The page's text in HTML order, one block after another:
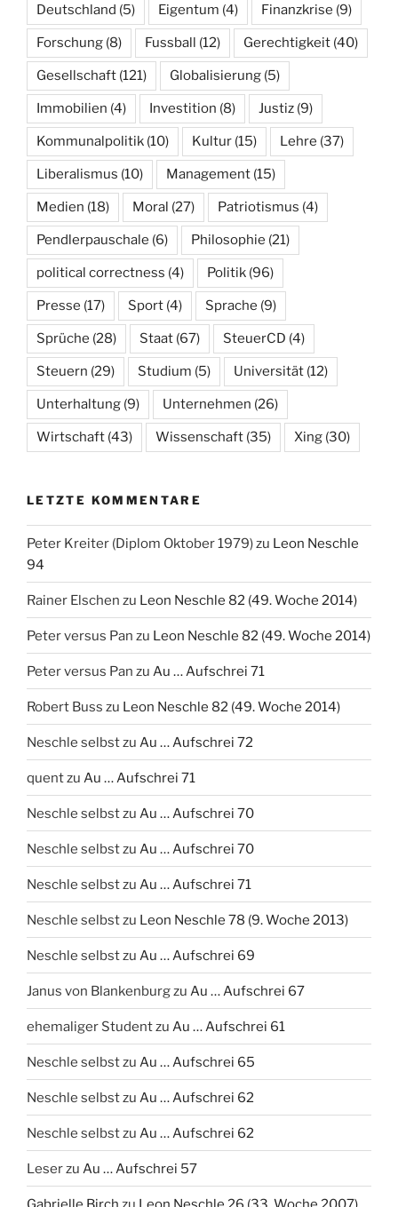
Deutschland (5) Eigentum (4) Finanzkrise (9)
Forschung (8) Fussball (12) Gerechtigkeit (40)
Gesellschaft (121) Globalisierung (5)
Immobilien (4) Investition (8) Justiz (9)
Kommunalpolitik (10) Kultur (15) Lehre (37)
Liberalismus (10) Management (15)
Medien (18) Moral (27) Patriotismus (4)
Pendlerpauschale (6) Philosophie (21)
political correctness (4) Politik (96)
Presse (17) Sport (4) Sprache (9)
Sprüche (28) Staat (67) SteuerCD (4)
Steuern (29) Studium (5) Universität (12)
Unterhaltung (9) Unternehmen (26)
Wirtschaft (43) Wissenschaft (35) Xing (30)
LETZTE KOMMENTARE
Peter Kreiter (Diplom Oktober 1979)zu Leon Neschle
94
Rainer Elschen zu Leon Neschle 82 (49. Woche 2014)
Peter versus Pan zu Leon Neschle 82 (49. Woche 2014)
Peter versus Pan zu Au … Aufschrei 71
Robert Buss zu Leon Neschle 82 (49. Woche 2014)
Neschle selbstzu Au … Aufschrei 72
quentzu Au … Aufschrei 71
Neschle selbstzu Au … Aufschrei 70
Neschle selbstzu Au … Aufschrei 70
Neschle selbstzu Au … Aufschrei 71
Neschle selbstzu Leon Neschle 78 (9. Woche 2013)
Neschle selbstzu Au … Aufschrei 69
Janus von Blankenburgzu Au … Aufschrei 67
ehemaliger Studentzu Au … Aufschrei 61
Neschle selbstzu Au … Aufschrei 65
Neschle selbstzu Au … Aufschrei 62
Neschle selbstzu Au … Aufschrei 62
Leserzu Au … Aufschrei 57